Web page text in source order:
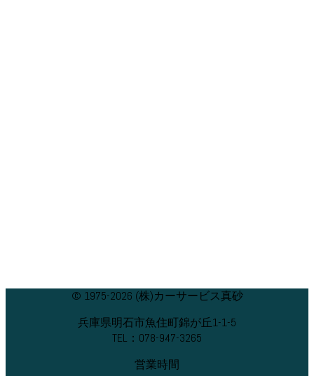
© 1975-2026 (株)カーサービス真砂
兵庫県明石市魚住町錦が丘1-1-5
TEL：078-947-3265
営業時間